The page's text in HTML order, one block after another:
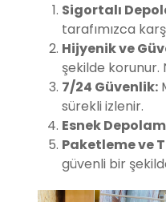
Sigortalı
tarafımızca
Hijyenik ve
şekilde korunur.
7/24 Güvenlik:
sürekli izlenir.
Esnek
Paketleme ve
güvenli bir